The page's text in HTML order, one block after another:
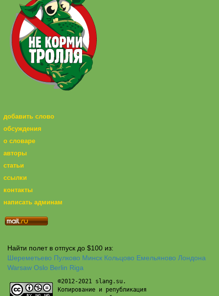
добавить слово
обсуждения
о словаре
авторы
статьи
ссылки
контакты
написать админам
Найти полет в отпуск до $100 из:
Шереметьево Пулково Минск Кольцово Емельяново Лондона
Warsaw Oslo Berlin Riga
©2012-2021 slang.su.
Копирование и републикация